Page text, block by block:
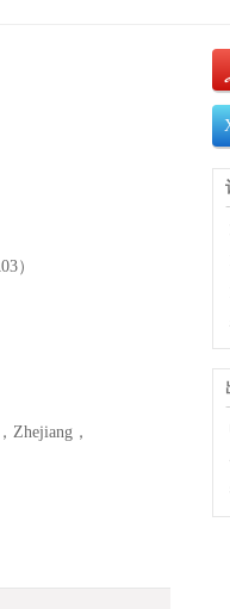
）
Zhejiang，